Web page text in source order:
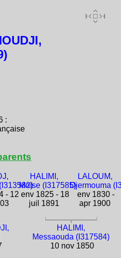
:
- 12
HALIMI,
Moïse (I317585)
env 1825 - 18
juil 1891
LALOUM,
Djermouma
env 1830 -
apr 1900
HALIMI,
Messaouda (I317584)
10 nov 1850